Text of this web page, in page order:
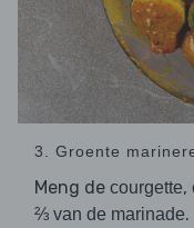
3. Groente
Meng de courgette,
⅔ van de marinade